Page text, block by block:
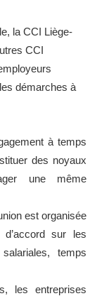
la CCI Liège-
CCI
démarches à
à temps
des noyaux
une même
est organisée
sur les
temps
les entreprises